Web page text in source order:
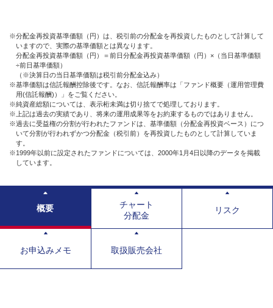
※分配金再投資基準価額（円）は、税引前の分配金を再投資したものとして計算して
いますので、実際の基準価額とは異なります。
分配金再投資基準価額（円）＝前日分配金再投資基準価額（円）×（当日基準価額
÷前日基準価額）
（※決算日の当日基準価額は税引前分配金込み）
※基準価額は信託報酬控除後です。なお、信託報酬率は「ファンド概要（運用管理費
用(信託報酬)）」をご覧ください。
※純資産総額については、表示桁未満は切り捨てで処理しております。
※上記は過去の実績であり、将来の運用成果等をお約束するものではありません。
※過去に受益権の分割が行われたファンドは、基準価額（分配金再投資ベース）につ
いて分割が行われずかつ分配金（税引前）を再投資したものとして計算していま
す。
※1999年以前に設定されたファンドについては、2000年1月4日以降のデータを掲載
しています。
概要
チャート
分配金
リスク
お申込みメモ 取扱販売会社